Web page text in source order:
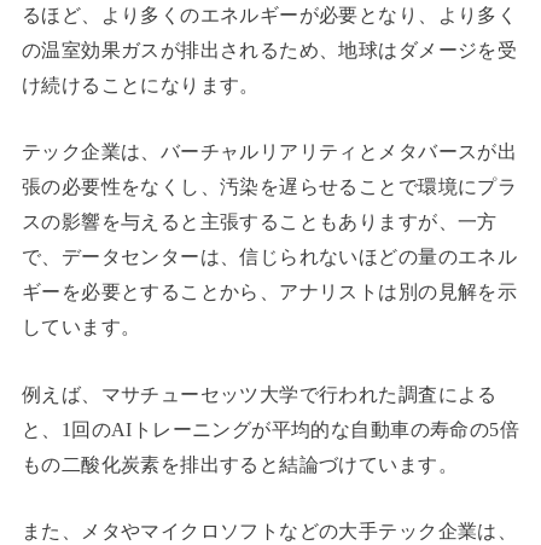
るほど、より多くのエネルギーが必要となり、より多く
の温室効果ガスが排出されるため、地球はダメージを受
け続けることになります。
テック企業は、バーチャルリアリティとメタバースが出
張の必要性をなくし、汚染を遅らせることで環境にプラ
スの影響を与えると主張することもありますが、一方
で、データセンターは、信じられないほどの量のエネル
ギーを必要とすることから、アナリストは別の見解を示
しています。
例えば、マサチューセッツ大学で行われた調査による
と、1回のAIトレーニングが平均的な自動車の寿命の5倍
もの二酸化炭素を排出すると結論づけています。
また、メタやマイクロソフトなどの大手テック企業は、